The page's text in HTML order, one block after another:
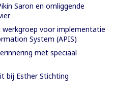
Saron en omliggende
voor implementatie
System (APIS)
met speciaal
bij Esther Stichting